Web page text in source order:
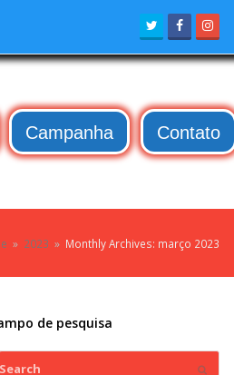
TwitterFacebook
Campanha Contato
» 2023 » Monthly Archives: março 2023
de pesquisa